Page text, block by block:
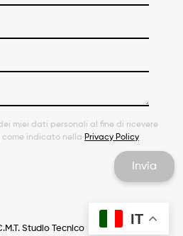
miei dati personali al fine di ricevere
come indicato nella Privacy Policy
Studio Tecnico
IT